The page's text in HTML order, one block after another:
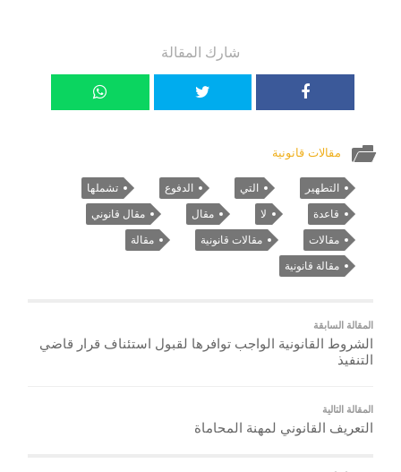
شارك المقالة
مقالات قانونية
التطهير التي الدفوع تشملها
قاعدة لا مقال مقال قانوني
مقالات مقالات قانونية مقالة
مقالة قانونية
المقالة السابقة
الشروط القانونية الواجب توافرها لقبول استئناف قرار قاضي
التنفيذ
المقالة التالية
التعريف القانوني لمهنة المحاماة